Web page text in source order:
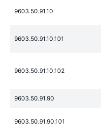
9603.50.91.10
9603.50.91.10.101
9603.50.91.10.102
9603.50.91.90
9603.50.91.90.101